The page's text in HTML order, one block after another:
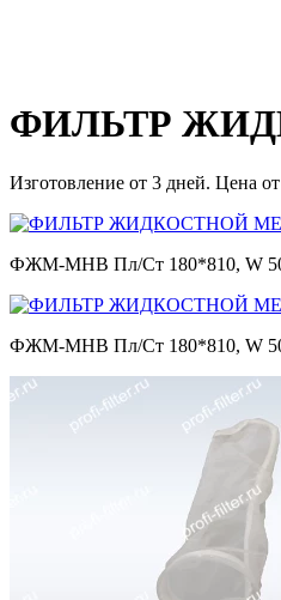
ФИЛЬТР
Изготовление от 3 дней. Цена
ФЖМ-МНВ Пл/Ст 180*810, W
ФЖМ-МНВ Пл/Ст 180*810, W